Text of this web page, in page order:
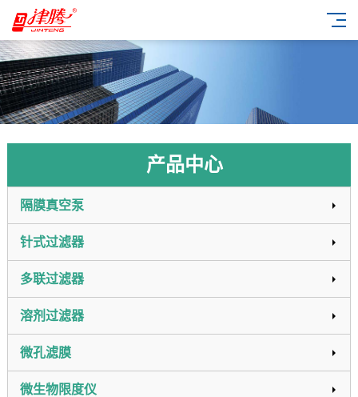
产品中心
隔膜真空泵
针式过滤器
多联过滤器
溶剂过滤器
微孔滤膜
微生物限度仪